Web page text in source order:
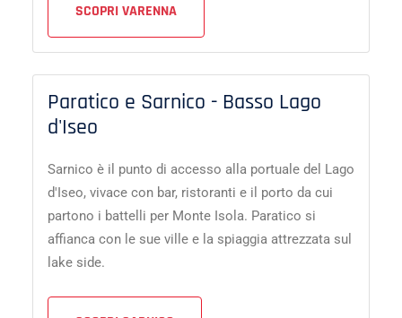
SCOPRI VARENNA
Paratico e Sarnico - Basso Lago
d'Iseo
Sarnico è il punto di accesso alla portuale del Lago
d'Iseo, vivace con bar, ristoranti e il porto da cui
partono i battelli per Monte Isola. Paratico si
affianca con le sue ville e la spiaggia attrezzata sul
lake side.